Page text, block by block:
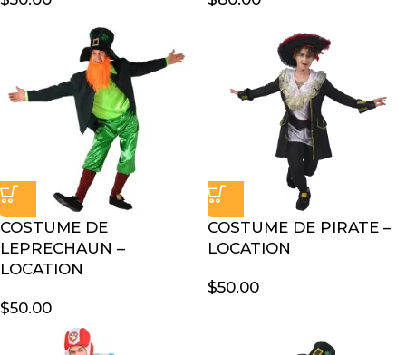
COSTUME DE
LEPRECHAUN –
LOCATION
$50.00
COSTUME DE PIRATE –
LOCATION
$50.00